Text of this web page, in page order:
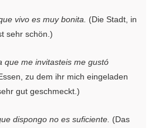
vivo es muy bonita.
(Die Stadt, in
sehr schön.)
que me invitasteis me gustó
zu dem ihr mich eingeladen
gut geschmeckt.)
dispongo no es suficiente. (Das